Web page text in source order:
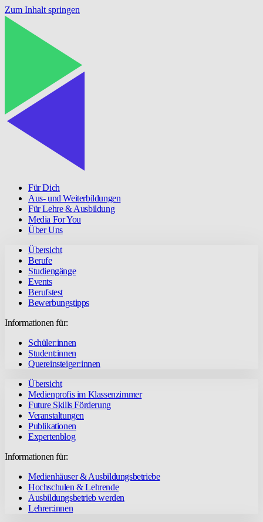
Zum Inhalt springen
Für Dich
Aus- und Weiterbildungen
Für Lehre & Ausbildung
Media For You
Über Uns
Übersicht
Berufe
Studiengänge
Events
Berufstest
Bewerbungstipps
Informationen für:
Schüler:innen
Student:innen
Quereinsteiger:innen
Übersicht
Medienprofis im Klassenzimmer
Future Skills Förderung
Veranstaltungen
Publikationen
Expertenblog
Informationen für:
Medienhäuser & Ausbildungsbetriebe
Hochschulen & Lehrende
Ausbildungsbetrieb werden
Lehrer:innen